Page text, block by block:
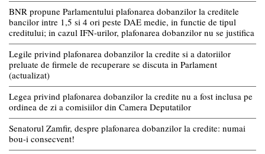
BNR propune Parlamentului plafonarea dobanzilor la creditele
bancilor intre 1,5 si 4 ori peste DAE medie, in functie de tipul
creditului; in cazul IFN-urilor, plafonarea dobanzilor nu se justifica
Legile privind plafonarea dobanzilor la credite si a datoriilor
preluate de firmele de recuperare se discuta in Parlament
(actualizat)
Legea privind plafonarea dobanzilor la credite nu a fost inclusa pe
ordinea de zi a comisiilor din Camera Deputatilor
Senatorul Zamfir, despre plafonarea dobanzilor la credite: numai
bou-i consecvent!